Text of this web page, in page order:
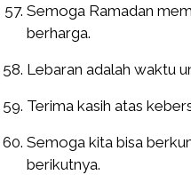
Semoga Ramadan
berharga.
Lebaran adalah waktu
Terima kasih atas
Semoga kita bisa
berikutnya.